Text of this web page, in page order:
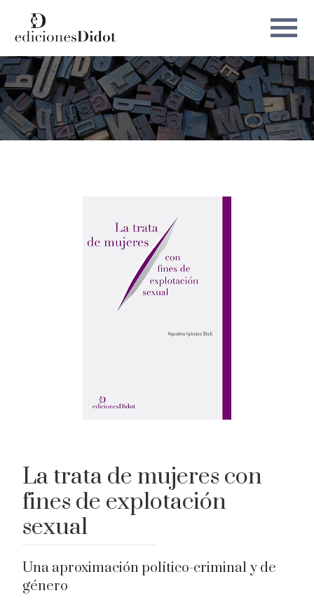
La trata de mujeres con
fines de explotación
sexual
Una aproximación político-criminal y de
género